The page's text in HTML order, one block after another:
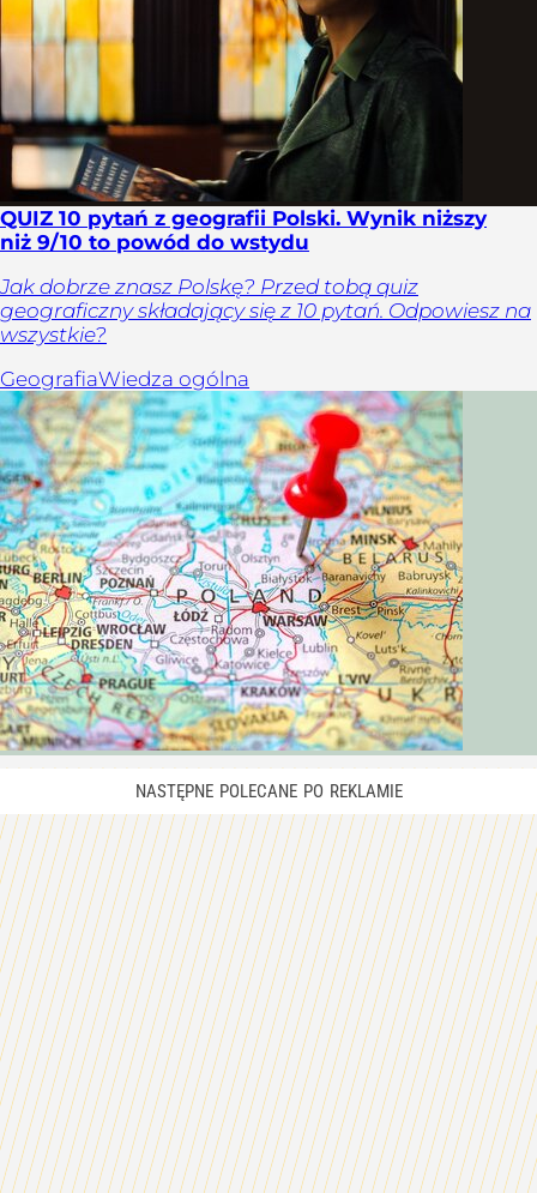
QUIZ 10 pytań z geografii Polski. Wynik niższy
niż 9/10 to powód do wstydu
Jak dobrze znasz Polskę? Przed tobą quiz
geograficzny składający się z 10 pytań. Odpowiesz na
wszystkie?
GeografiaWiedza ogólna